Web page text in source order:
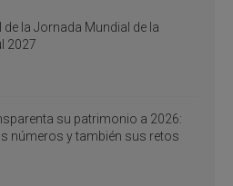
la Jornada Mundial de la
2027
su patrimonio a 2026:
números y también sus retos